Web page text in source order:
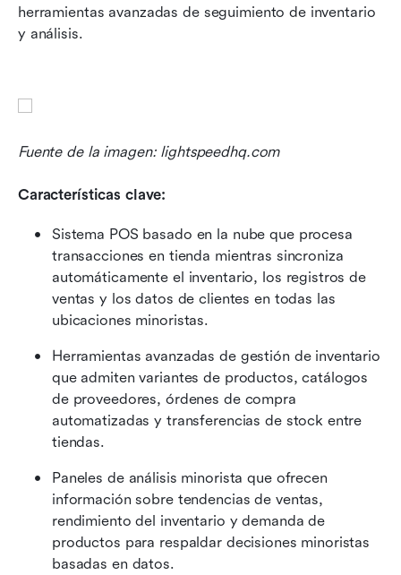
herramientas avanzadas de seguimiento de inventario
y análisis.
Fuente de la imagen: lightspeedhq.com
Características clave:
Sistema POS basado en la nube que procesa
transacciones en tienda mientras sincroniza
automáticamente el inventario, los registros de
ventas y los datos de clientes en todas las
ubicaciones minoristas.
Herramientas avanzadas de gestión de inventario
que admiten variantes de productos, catálogos
de proveedores, órdenes de compra
automatizadas y transferencias de stock entre
tiendas.
Paneles de análisis minorista que ofrecen
información sobre tendencias de ventas,
rendimiento del inventario y demanda de
productos para respaldar decisiones minoristas
basadas en datos.